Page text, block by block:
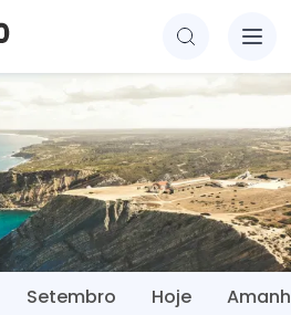
Setembro Hoje